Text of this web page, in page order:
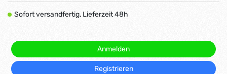
Sofort versandfertig, Lieferzeit 48h
Anmelden
Registrieren